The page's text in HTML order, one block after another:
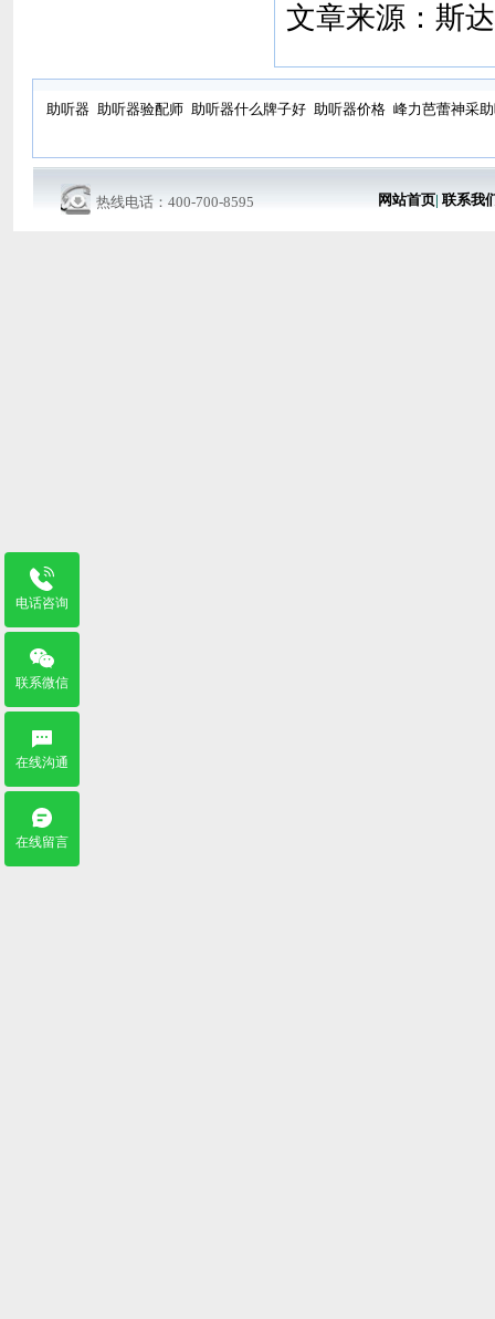
文章来源：斯
助听器 助听器验配师 助听器什么牌子好 助听器价格 峰力芭蕾神采
热线电话：400-700-8595 网站首页| 联系我
电话咨询
联系微信
在线沟通
在线留言